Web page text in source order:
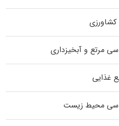
کشاورزی
مرتع و آبخیزداری
غذایی
محیط زیست